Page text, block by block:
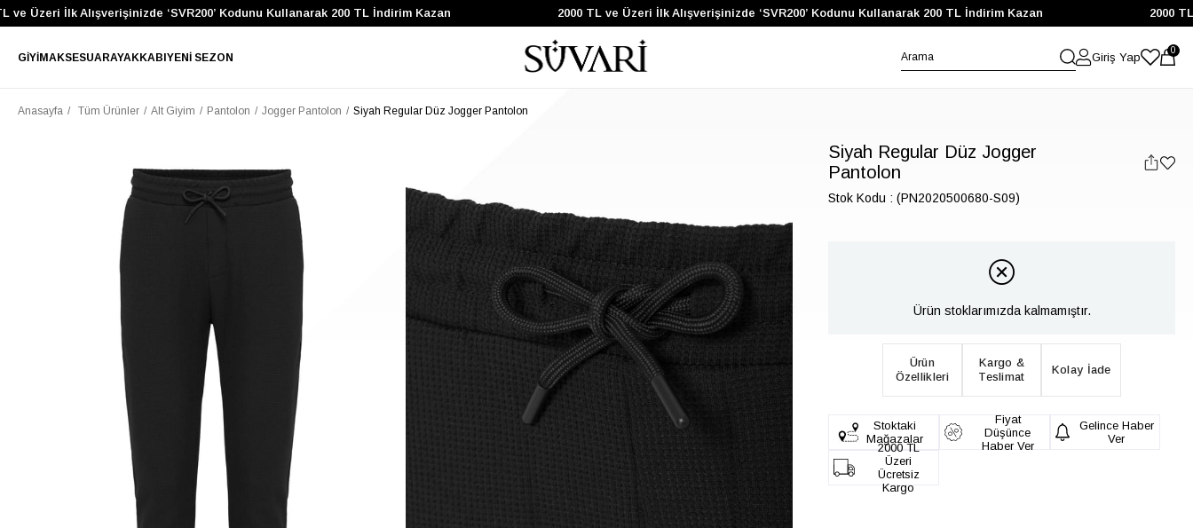
Üzeri İlk Alışverişinizde ‘SVR200’ Kodunu Kullanarak 200 TL İndirim Kazan 2000 TL ve Üzeri İlk Alışverişinizde ‘SVR200’ Kodunu Kullanarak 200 TL İndirim Kazan 2000 TL
GIYIMAKSESUARAYAKKABIYENI SEZON Giriş Yap
0
Anasayfa Tüm Ürünler Alt Giyim Pantolon Jogger Pantolon Siyah Regular Düz Jogger Pantolon
Siyah Regular Düz Jogger
Pantolon
Stok Kodu (PN2020500680-S09)
Ürün stoklarımızda kalmamıştır.
Ürün
Özellikleri
Kargo &
Teslimat
Kolay İade
Stoktaki
Mağazalar
Fiyat
Düşünce
Haber Ver
Gelince Haber
Ver
2000 TL
Üzeri
Ücretsiz
Kargo